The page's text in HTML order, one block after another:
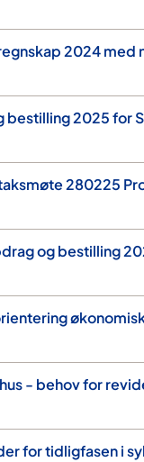
2024 med
bestilling 2025 for
280225
og bestilling
- behov for
for tidligfasen i